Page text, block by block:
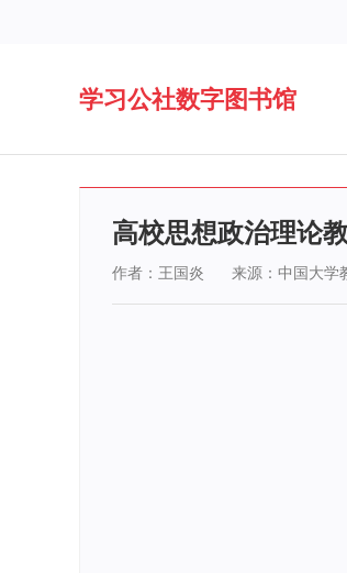
学习公社数字图书馆
高校思想政治理论
作者：王国炎 来源：中国大学